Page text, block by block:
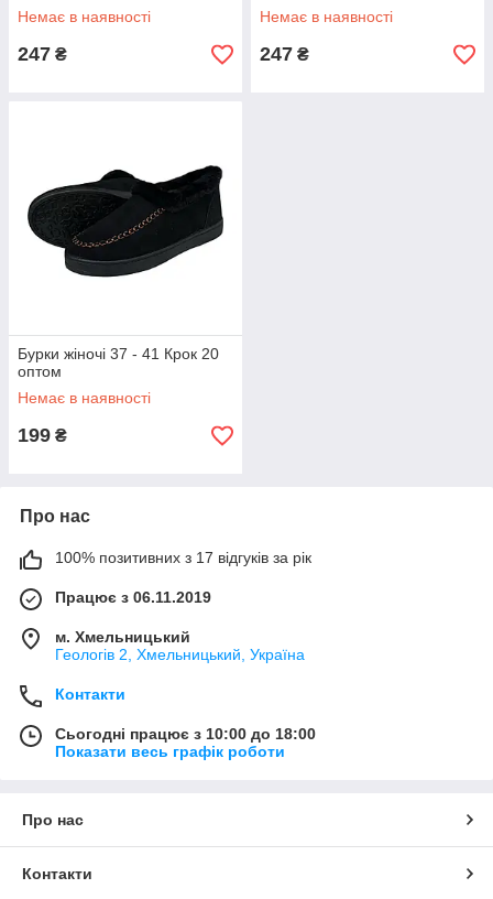
Немає в наявності
247 ₴
Немає в наявності
247 ₴
Бурки жіночі 37 - 41 Крок 20
оптом
Немає в наявності
199 ₴
Про нас
100% позитивних з 17 відгуків за рік
Працює з 06.11.2019
м. Хмельницький
Геологів 2, Хмельницький, Україна
Контакти
Сьогодні працює з 10:00 до 18:00
Показати весь графік роботи
Про нас
Контакти